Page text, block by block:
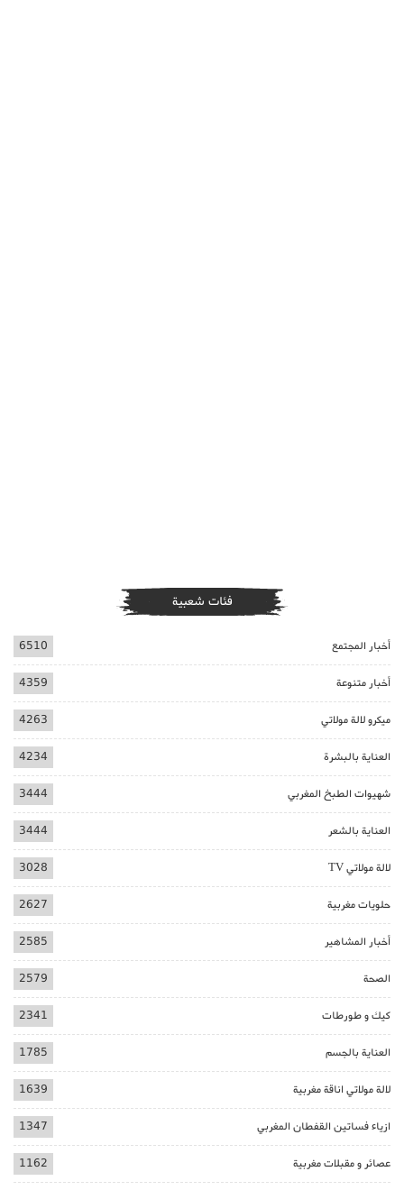
فئات شعبية
أخبار المجتمع 6510
أخبار متنوعة 4359
ميكرو لالة مولاتي 4263
العناية بالبشرة 4234
شهيوات الطبخ المغربي 3444
العناية بالشعر 3444
لالة مولاتي TV 3028
حلويات مغربية 2627
أخبار المشاهير 2585
الصحة 2579
كيك و طورطات 2341
العناية بالجسم 1785
لالة مولاتي اناقة مغربية 1639
ازياء فساتين القفطان المغربي 1347
عصائر و مقبلات مغربية 1162